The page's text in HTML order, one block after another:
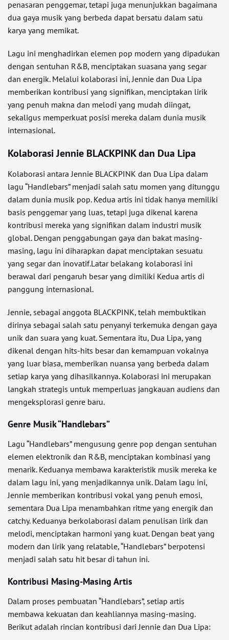
penasaran penggemar, tetapi juga menunjukkan bagaimana
dua gaya musik yang berbeda dapat bersatu dalam satu
karya yang memikat.
Lagu ini menghadirkan elemen pop modern yang dipadukan
dengan sentuhan R&B, menciptakan suasana yang segar
dan energik. Melalui kolaborasi ini, Jennie dan Dua Lipa
memberikan kontribusi yang signifikan, menciptakan lirik
yang penuh makna dan melodi yang mudah diingat,
sekaligus memperkuat posisi mereka dalam dunia musik
internasional.
Kolaborasi Jennie BLACKPINK dan Dua Lipa
Kolaborasi antara Jennie BLACKPINK dan Dua Lipa dalam
lagu “Handlebars” menjadi salah satu momen yang ditunggu
dalam dunia musik pop. Kedua artis ini tidak hanya memiliki
basis penggemar yang luas, tetapi juga dikenal karena
kontribusi mereka yang signifikan dalam industri musik
global. Dengan penggabungan gaya dan bakat masing-
masing, lagu ini diharapkan dapat menciptakan sesuatu
yang segar dan inovatif.Latar belakang kolaborasi ini
berawal dari pengaruh besar yang dimiliki Kedua artis di
panggung internasional.
Jennie, sebagai anggota BLACKPINK, telah membuktikan
dirinya sebagai salah satu penyanyi terkemuka dengan gaya
unik dan suara yang kuat. Sementara itu, Dua Lipa, yang
dikenal dengan hits-hits besar dan kemampuan vokalnya
yang luar biasa, memberikan nuansa yang berbeda dalam
setiap karya yang dihasilkannya. Kolaborasi ini merupakan
langkah strategis untuk memperluas jangkauan audiens dan
mengeksplorasi genre baru.
Genre Musik “Handlebars”
Lagu “Handlebars” mengusung genre pop dengan sentuhan
elemen elektronik dan R&B, menciptakan kombinasi yang
menarik. Keduanya membawa karakteristik musik mereka ke
dalam lagu ini, yang menjadikannya unik. Dalam lagu ini,
Jennie memberikan kontribusi vokal yang penuh emosi,
sementara Dua Lipa menambahkan ritme yang energik dan
catchy. Keduanya berkolaborasi dalam penulisan lirik dan
melodi, menciptakan harmoni yang kuat. Dengan beat yang
modern dan lirik yang relatable, “Handlebars” berpotensi
menjadi salah satu hit besar di tahun ini.
Kontribusi Masing-Masing Artis
Dalam proses pembuatan “Handlebars”, setiap artis
membawa kekuatan dan keahliannya masing-masing.
Berikut adalah rincian kontribusi dari Jennie dan Dua Lipa: